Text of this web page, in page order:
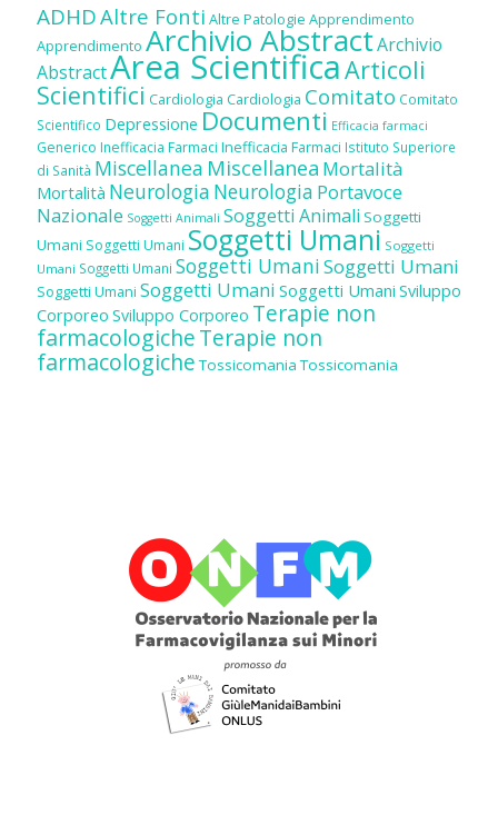
ADHDAltre Fonti Altre Patologie Apprendimento
Apprendimento Archivio AbstractArchivio
AbstractArea ScientificaArticoli
Scientifici Cardiologia Cardiologia Comitato Comitato
Scientifico Depressione Documenti Efficacia farmaci
Generico Inefficacia Farmaci Inefficacia Farmaci Istituto Superiore
di Sanità Miscellanea Miscellanea Mortalità
Mortalità Neurologia Neurologia Portavoce
Nazionale Soggetti Animali Soggetti Animali Soggetti
Umani Soggetti Umani Soggetti Umani Soggetti
Umani Soggetti Umani Soggetti UmaniSoggetti Umani
Soggetti Umani Soggetti Umani Soggetti Umani Sviluppo
Corporeo Sviluppo Corporeo Terapie non
farmacologicheTerapie non
farmacologiche Tossicomania Tossicomania